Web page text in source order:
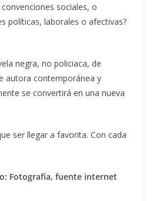
sociales, o
políticas, laborales o afectivas?
negra, no policiaca, de
autora contemporánea y
se convertirá en una nueva
ser llegar a favorita. Con cada
Fotografía, fuente internet